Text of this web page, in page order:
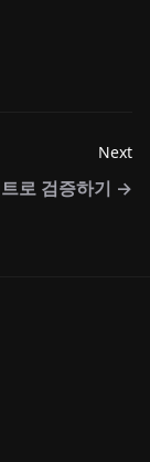
Next
로 검증하기 →